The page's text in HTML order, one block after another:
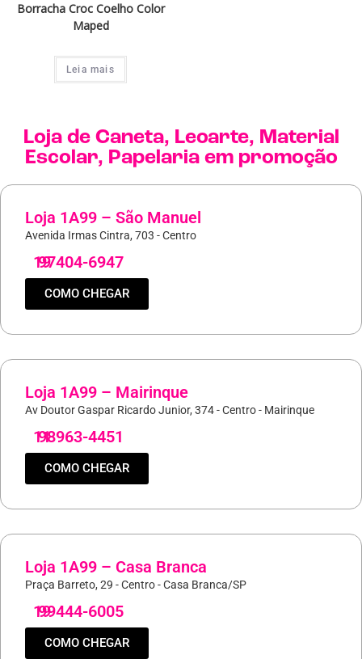
Borracha Croc Coelho Color
Maped
Leia mais
Loja de Caneta, Leoarte, Material
Escolar, Papelariaem promoção
Loja 1A99 – São Manuel
Avenida Irmas Cintra, 703 - Centro
19
97404-6947
COMO CHEGAR
Loja 1A99 – Mairinque
Av Doutor Gaspar Ricardo Junior, 374 - Centro - Mairinque
11
98963-4451
COMO CHEGAR
Loja 1A99 – Casa Branca
Praça Barreto, 29 - Centro - Casa Branca/SP
19
99444-6005
COMO CHEGAR